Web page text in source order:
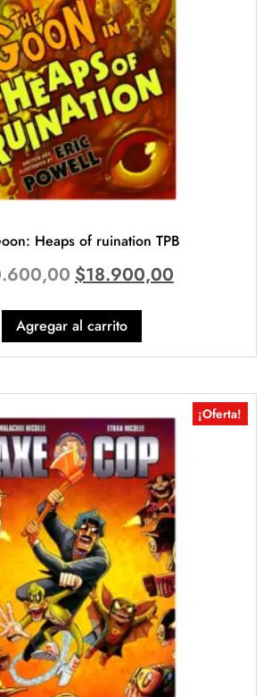
Heaps of ruination TPB
$18.900,00
Agregar al carrito
¡Oferta!